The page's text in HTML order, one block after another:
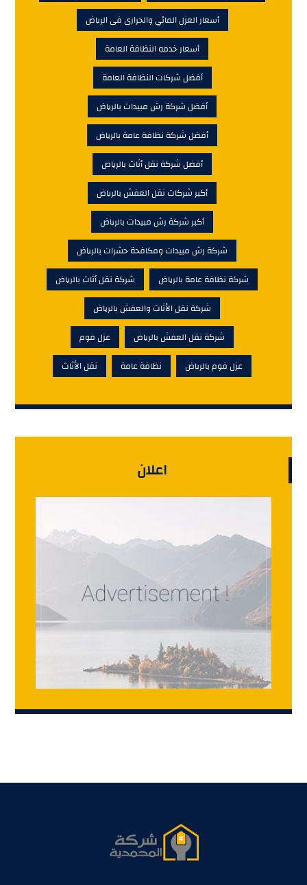
أسعار العزل المائي والحرارى فى الرياض
أسعار خدمه النظافة العامة
أفضل شركات النظافة العامة
أفضل شركة رش مبيدات بالرياض
أفضل شركة نظافة عامة بالرياض
أفضل شركة نقل أثاث بالرياض
أكبر شركات نقل العفش بالرياض
أكبر شركة رش مبيدات بالرياض
شركة رش مبيدات ومكافحة حشرات بالرياض
شركة نظافة عامة بالرياض
شركة نقل أثاث بالرياض
شركة نقل الأثاث والعفش بالرياض
شركة نقل العفش بالرياض
عزل فوم
عزل فوم بالرياض
نظافة عامة نقل الأثاث
اعلان